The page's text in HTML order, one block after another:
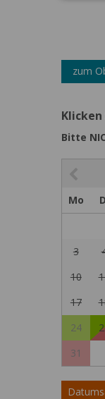
zum
Bitte
Mo
3
10
17
24
31